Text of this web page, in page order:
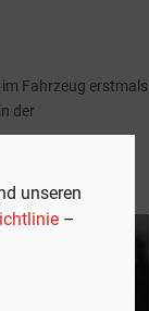
unseren
–
Fahrzeug erstmals
der